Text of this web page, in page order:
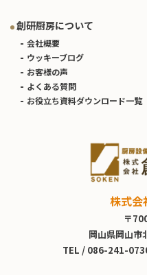
創研厨房について
会社概要
ウッキーブログ
お客様の声
よくある質問
お役立ち資料ダウンロード一覧
株式会
〒
岡山県岡山市
TEL / 086-241-